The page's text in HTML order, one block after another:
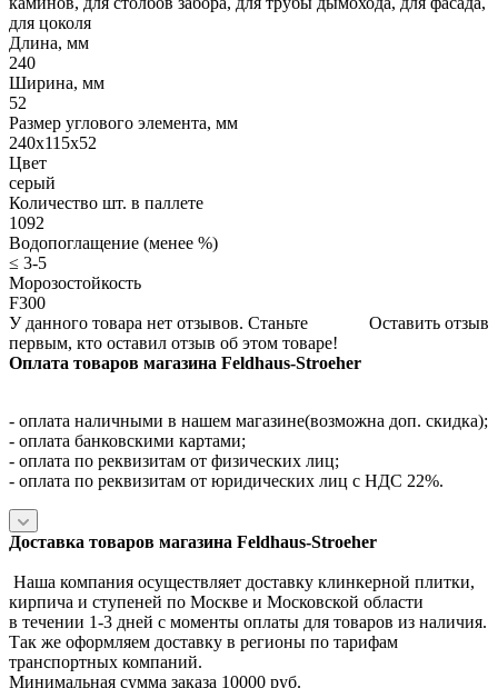
для цоколя
Длина, мм
240
Ширина, мм
52
Размер углового элемента, мм
240x115x52
Цвет
серый
Количество шт. в паллете
1092
Водопоглащение (менее %)
≤ 3-5
Морозостойкость
F300
Оставить отзыв
У данного товара нет отзывов. Станьте
первым, кто оставил отзыв об этом товаре!
Оплата товаров магазина Feldhaus-Stroeher
- оплата наличными в нашем магазине(возможна доп. скидка);
- оплата банковскими картами;
- оплата по реквизитам от физических лиц;
- оплата по реквизитам от юридических лиц с НДС 22%.
Доставка товаров магазина Feldhaus-Stroeher
Наша компания осуществляет доставку клинкерной плитки,
кирпича и ступеней по Москве и Московской области
в течении 1-3 дней с моменты оплаты для товаров из наличия.
Так же оформляем доставку в регионы по тарифам
транспортных компаний.
Минимальная сумма заказа 10000 руб.